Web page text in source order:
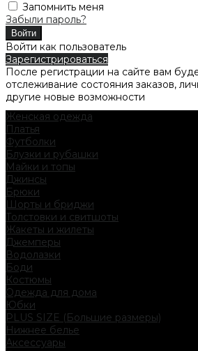
Запомнить меня
Забыли пароль?
Войти как пользователь
Зарегистрироваться
После регистрации на сайте вам
отслеживание состояния заказов,
другие новые возможности
Женская одежда
Платья
Футболки
Блузки и рубашки
Майки и топы
Джинсы
Брюки
Шорты и бриджи
Толстовки и свитшоты
Жакеты и жилеты
Джемперы
Водолазки
Боди
Костюмы
Одежда для дома
Юбки
PLUS SIZE (Большие размеры)
Нижнее белье
Аксессуары